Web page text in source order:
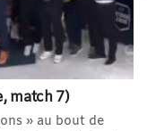
match 7)
» au bout de